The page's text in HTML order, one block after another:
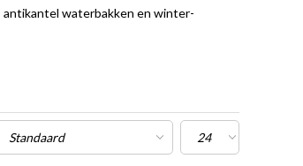
waterbakken en winter-